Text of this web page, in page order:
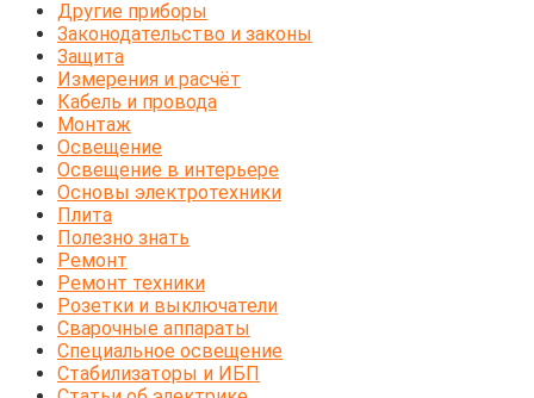
Другие приборы
Законодательство и законы
Защита
Измерения и расчёт
Кабель и провода
Монтаж
Освещение
Освещение в интерьере
Основы электротехники
Плита
Полезно знать
Ремонт
Ремонт техники
Розетки и выключатели
Сварочные аппараты
Специальное освещение
Стабилизаторы и ИБП